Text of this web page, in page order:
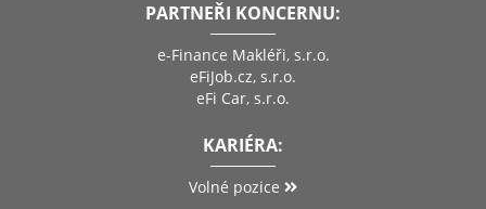
PARTNEŘI KONCERNU:
e-Finance Makléři, s.r.o.
eFiJob.cz, s.r.o.
eFi Car, s.r.o.
KARIÉRA:
Volné pozice